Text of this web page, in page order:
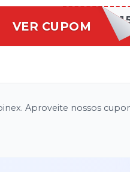
VER CUPOM
Aproveite nossos